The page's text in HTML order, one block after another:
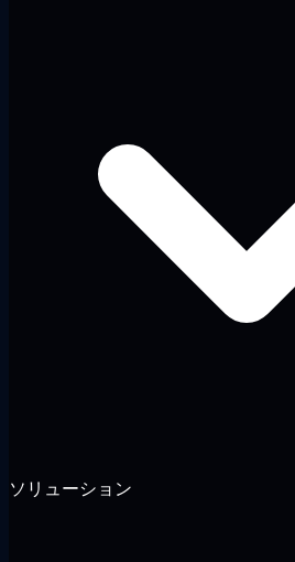
ソリューション